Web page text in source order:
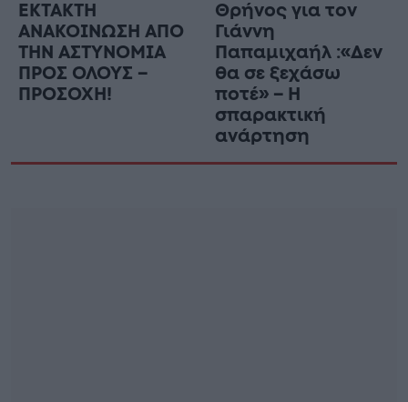
ΕΚΤΑΚΤΗ
ΑΝΑΚΟΙΝΩΣΗ ΑΠΟ
ΤΗΝ ΑΣΤΥΝΟΜΙΑ
ΠΡΟΣ ΟΛΟΥΣ –
ΠΡΟΣΟΧΗ!
Θρήνος για τον
Γιάννη
Παπαμιχαήλ :«Δεν
θα σε ξεχάσω
ποτέ» – Η
σπαρακτική
ανάρτηση